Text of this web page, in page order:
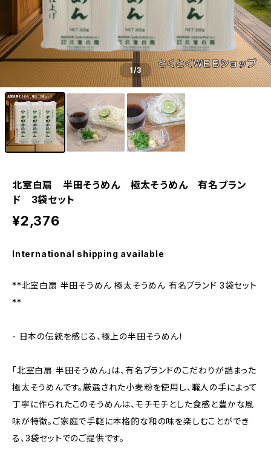
1/3
北室白扇 半田そうめん 極太そうめん 有名ブラン
ド 3袋セット
¥2,376
International shipping available
**北室白扇 半田そうめん 極太そうめん 有名ブランド 3袋セット
**
- 日本の伝統を感じる、極上の半田そうめん！
「北室白扇 半田そうめん」は、有名ブランドのこだわりが詰まった
極太そうめんです。厳選された小麦粉を使用し、職人の手によって
丁寧に作られたこのそうめんは、モチモチとした食感と豊かな風
味が特徴。ご家庭で手軽に本格的な和の味を楽しむことができ
る、3袋セットでのご提供です。